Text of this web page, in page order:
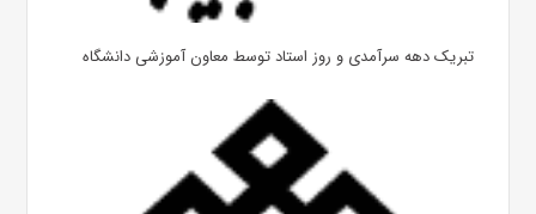
تبریک دهه سرآمدی و روز استاد توسط معاون آموزشی دانشگاه